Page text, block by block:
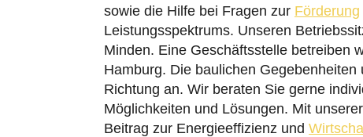
sowie die Hilfe bei Fragen zur Förderung
Leistungsspektrums. Unseren
Minden. Eine Geschäftsstelle betreiben
Hamburg. Die baulichen
Richtung an. Wir beraten Sie gerne
Möglichkeiten und Lösungen. Mit
Beitrag zur Energieeffizienz und